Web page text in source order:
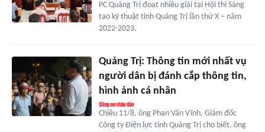
PC Quảng Trị đoạt nhiều giải tại Hội thi Sáng
tạo kỹ thuật tỉnh Quảng Trị lần thứ X – năm
2022-2023.
Quảng Trị: Thông tin mới nhất vụ
người dân bị đánh cắp thông tin,
hình ảnh cá nhân
Chiều 11/8, ông Phan Văn Vĩnh, Giám đốc
Công ty Điện lực tỉnh Quảng Trị cho biết, ông